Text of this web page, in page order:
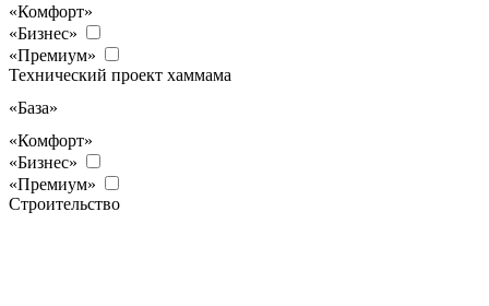
«Комфорт»
«Бизнес»
«Премиум»
Технический проект хаммама
«База»
«Комфорт»
«Бизнес»
«Премиум»
Строительство